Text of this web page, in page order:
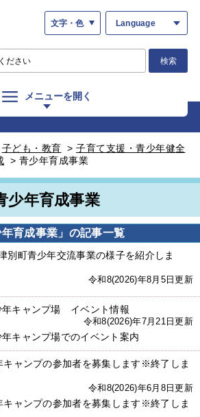
文字・色 Language
検索
メニューを開く
子ども・教育 > 子育て支援・青少年健全
> 青少年育成事業
少年育成事業
年育成事業」の記事一覧
別町青少年交流事業の様子を紹介しま
令和8(2026)年8月5日更新
年キャンプ場 イベント情報
令和8(2026)年7月21日更新
キャンプ場でのイベント案内
キャンプの参加者を募集します※終了しま
令和8(2026)年6月8日更新
キャンプの参加者を募集します※終了しま